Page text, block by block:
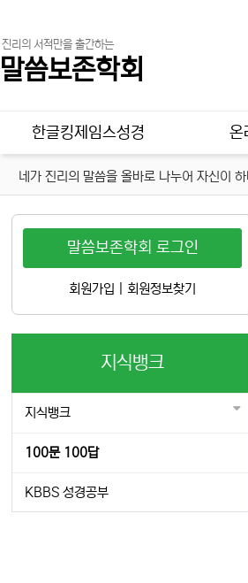
진리의 서적만을 출간하는
말씀보존학회
메인 메뉴
한글킹제임스성경 온
네가 진리의 말씀을 올바로 나누어 자신이
말씀보존학회 로그인
회원가입 회원정보찾기
지식뱅크
지식뱅크
100문 100답
KBBS 성경공부